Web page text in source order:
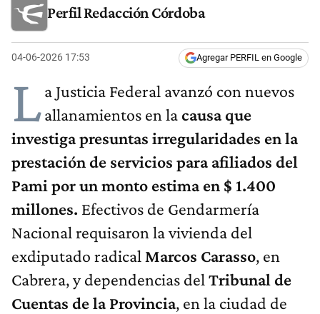
Perfil Redacción Córdoba
04-06-2026 17:53 Agregar PERFIL en Google
La Justicia Federal avanzó con nuevos
allanamientos en lacausa que
investiga presuntas irregularidades en la
prestación de servicios para afiliados del
Pami por un monto estima en $ 1.400
millones. Efectivos de Gendarmería
Nacional requisaron la vivienda del
exdiputado radical Marcos Carasso, en
Cabrera, y dependencias del Tribunal de
Cuentas de la Provincia, en la ciudad de